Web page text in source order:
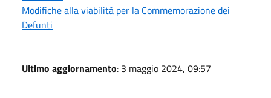
Modifiche alla viabilità per la Commemorazione dei
Defunti
Ultimo aggiornamento: 3 maggio 2024, 09:57